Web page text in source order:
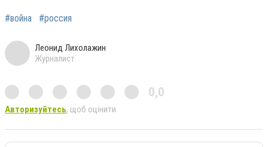
#война #россия
Леонид Лихолажин
Журналист
0,0
Авторизуйтесь, щоб оцінити